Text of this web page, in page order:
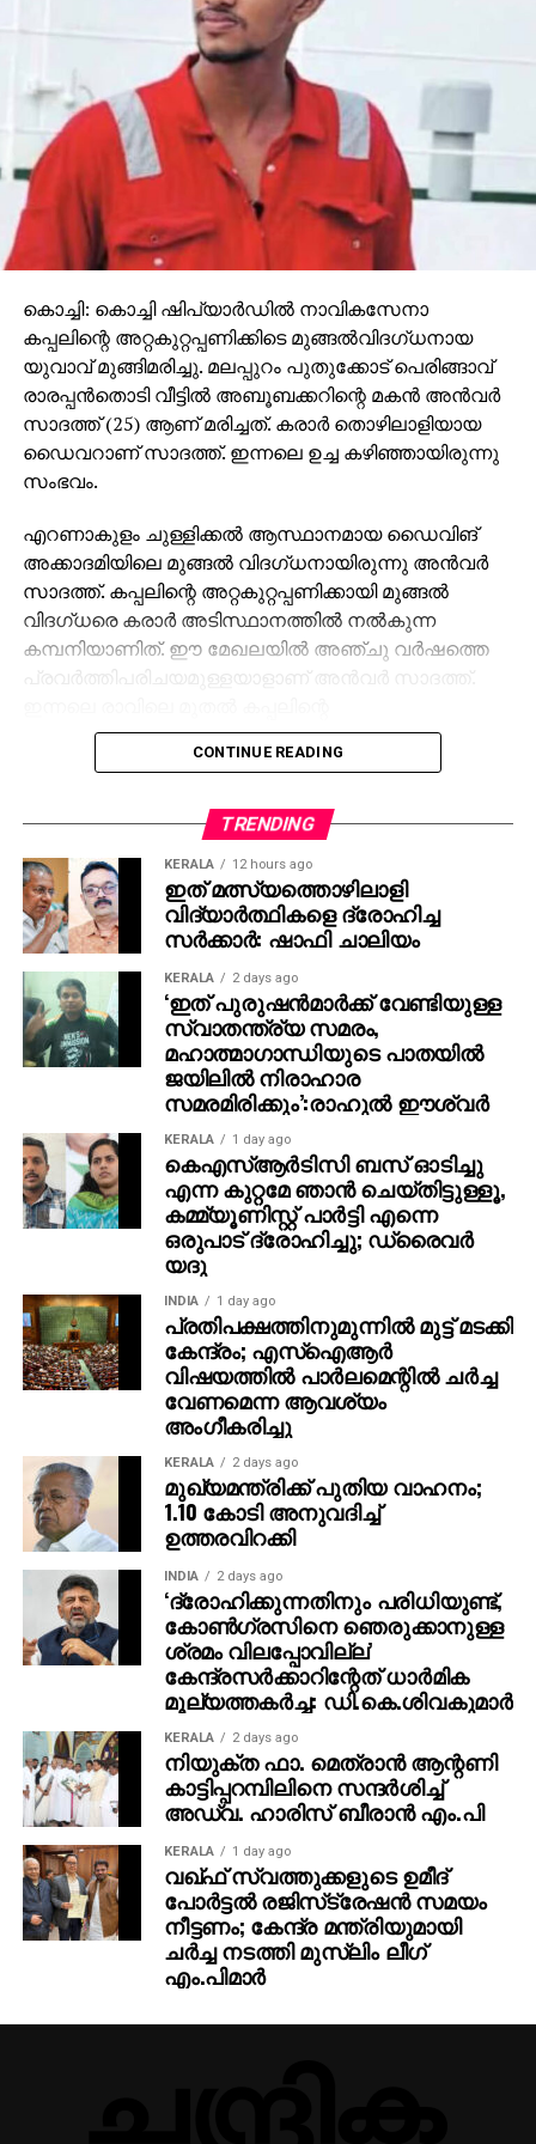
വി ബിയുമാണ്. ഈ ത്രില്ലര്‍ ഡ്രാമയുടെ സംഗീതം
ജേക്സ് ബിജോയ് ആണ്. മലയാളം, തമിഴ്, തെലുങ്ക്,
കന്നഡ, ഹിന്ദി എന്നീ അഞ്ച് ഭാഷകളിലാണ് ‘തുടരും’
സ്ട്രീം ചെയ്യുന്നത്.
കൊച്ചി: കൊച്ചി ഷിപ്‌യാര്‍ഡില്‍ നാവികസേനാ
കപ്പലിന്റെ അറ്റകുറ്റപ്പണിക്കിടെ മുങ്ങല്‍വിദഗ്ധനായ
യുവാവ് മുങ്ങിമരിച്ചു. മലപ്പുറം പുതുക്കോട് പെരിങ്ങാവ്
രാരപ്പന്‍തൊടി വീട്ടില്‍ അബൂബക്കറിന്റെ മകന്‍ അന്‍വര്‍
സാദത്ത് (25) ആണ് മരിച്ചത്. കരാര്‍ തൊഴിലാളിയായ
ഡൈവറാണ് സാദത്ത്. ഇന്നലെ ഉച്ച കഴിഞ്ഞായിരുന്നു
സംഭവം.
എറണാകുളം ചുള്ളിക്കല്‍ ആസ്ഥാനമായ ഡൈവിങ്
അക്കാദമിയിലെ മുങ്ങല്‍ വിദഗ്ധനായിരുന്നു അന്‍വര്‍
സാദത്ത്. കപ്പലിന്റെ അറ്റകുറ്റപ്പണിക്കായി മുങ്ങല്‍
വിദഗ്ധരെ കരാര്‍ അടിസ്ഥാനത്തില്‍ നല്‍കുന്ന
കമ്പനിയാണിത്. ഈ മേഖലയില്‍ അഞ്ചു വര്‍ഷത്തെ
പ്രവര്‍ത്തിപരിചയമുള്ളയാളാണ് അന്‍വര്‍ സാദത്ത്.
അറ്റകുറ്റപ്പണിയുമായി ബന്ധപ്പെട്ട ജോലികള്‍ നടന്നു
വരികയായിരുന്നു. ഉച്ചകഴിഞ്ഞാണ് അന്‍വര്‍
മേഖലയില്‍ പ്രവര്‍ത്തിക്കുന്ന മറ്റൊരു ഡൈവറാണ്
മുകളില്‍നിന്ന് സുരക്ഷാ കാര്യങ്ങള്‍ നോക്കിയിരുന്നത്.
എന്നാല്‍ കുറച്ചു കഴിഞ്ഞപ്പോള്‍ അന്‍വറുമായുള്ള
ബന്ധം നഷ്ടമാവുകയായിരുന്നു.
വൈകിട്ട് നാലു മണിയോടെയാണ് തങ്ങളെ വിവരം
അറിയിക്കുന്നതെന്ന് എറണാകുളം സൗത്ത് പൊലീസ്
വ്യക്തമാക്കി. അന്‍വറിനെ ആശുപത്രിയില്‍
എത്തിക്കുമ്പോള്‍ ജീവനുണ്ടായിരുന്നെങ്കിലും അഞ്ചു
മണിയോടെ മരിച്ചു. ഇന്‍ക്വസ്റ്റ് നടപടികള്‍
പൂര്‍ത്തിയാക്കി വരികയാണെന്നും പോസ്റ്റ്‌മോര്‍ട്ടത്തിനു
ശേഷം മൃതദേഹം ഇന്നു തന്നെ നാട്ടിലേക്ക്
അയയ്ക്കാനാണ് ശ്രമിക്കുന്നതെന്നും പൊലീസ്
പറഞ്ഞു. സംഭവത്തില്‍ പൊലീസ് അന്വേഷണവും
നടത്തുന്നുണ്ട്. ഇളയ രണ്ടു സഹോദരങ്ങളാണ് അന്‍വര്‍
സാദത്തിനുള്ളത്.
CONTINUE READING
TRENDING
KERALA 12 hours ago
ഇത് മത്സ്യത്തൊഴിലാളി
വിദ്യാര്‍ത്ഥികളെ ദ്രോഹിച്ച
സര്‍ക്കാര്‍: ഷാഫി ചാലിയം
KERALA 2 days ago
‘ഇത് പുരുഷന്‍മാര്‍ക്ക് വേണ്ടിയുള്ള
സ്വാതന്ത്ര്യ സമരം,
മഹാത്മാഗാന്ധിയുടെ പാതയില്‍
ജയിലില്‍ നിരാഹാര
സമരമിരിക്കും’:രാഹുല്‍ ഈശ്വര്‍
KERALA 1 day ago
കെഎസ്ആര്‍ടിസി ബസ് ഓടിച്ചു
എന്ന കുറ്റമേ ഞാന്‍ ചെയ്തിട്ടുള്ളൂ,
കമ്മ്യൂണിസ്റ്റ് പാര്‍ട്ടി എന്നെ
ഒരുപാട് ദ്രോഹിച്ചു; ഡ്രൈവര്‍
യദു
INDIA 1 day ago
പ്രതിപക്ഷത്തിനുമുന്നില്‍ മുട്ട് മടക്കി
കേന്ദ്രം; എസ്ഐആർ
വിഷയത്തിൽ പാർലമെന്റിൽ ചർച്ച
വേണമെന്ന ആവശ്യം
അംഗീകരിച്ചു
KERALA 2 days ago
മുഖ്യമന്ത്രിക്ക് പുതിയ വാഹനം;
1.10 കോടി അനുവദിച്ച്
ഉത്തരവിറക്കി
INDIA 2 days ago
‘ദ്രോഹിക്കുന്നതിനും പരിധിയുണ്ട്,
കോണ്‍ഗ്രസിനെ ഞെരുക്കാനുള്ള
ശ്രമം വിലപ്പോവില്ല’
കേന്ദ്രസര്‍ക്കാറിന്റേത് ധാര്‍മിക
മൂല്യത്തകര്‍ച്ച: ഡി.കെ.ശിവകുമാര്‍
KERALA 2 days ago
നിയുക്ത ഫാ. മെത്രാന്‍ ആന്റണി
കാട്ടിപ്പറമ്പിലിനെ സന്ദര്‍ശിച്ച്
അഡ്വ. ഹാരിസ് ബീരാന്‍ എം.പി
KERALA 1 day ago
വഖ്ഫ് സ്വത്തുക്കളുടെ ഉമീദ്
പോര്‍ട്ടല്‍ രജിസ്‌ട്രേഷന്‍ സമയം
നീട്ടണം; കേന്ദ്ര മന്ത്രിയുമായി
ചര്‍ച്ച നടത്തി മുസ്‌ലിം ലീഗ്
എം.പിമാര്‍